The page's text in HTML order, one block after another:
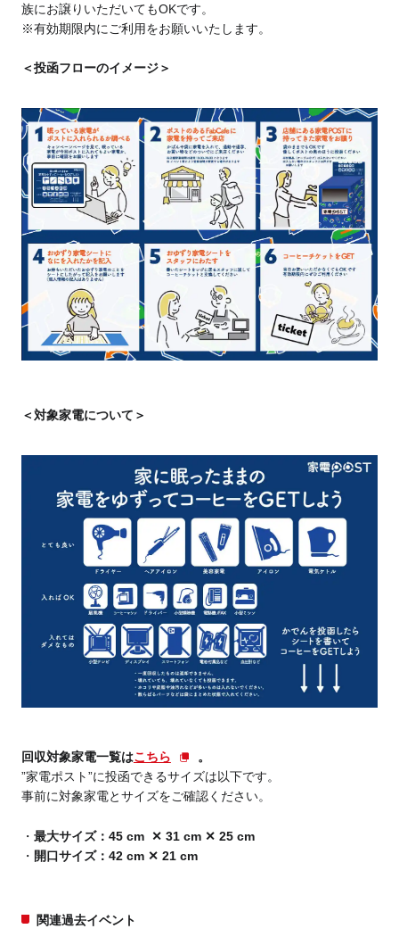
族にお譲りいただいてもOKです。
※有効期限内にご利用をお願いいたします。
＜投函フローのイメージ＞
＜対象家電について＞
回収対象家電一覧はこちら
。
”家電ポスト”に投函できるサイズは以下です。
事前に対象家電とサイズをご確認ください。
最大サイズ：45 cm ✕ 31 cm ✕ 25 cm
開口サイズ：42 cm ✕ 21 cm
関連過去イベント